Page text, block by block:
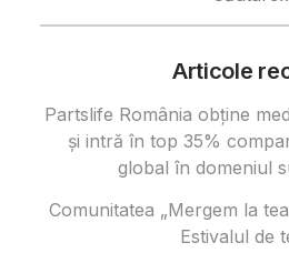
Articole
Partslife România obține
și intră în top 35%
global în domeniul
Comunitatea „Mergem la
Estivalul de